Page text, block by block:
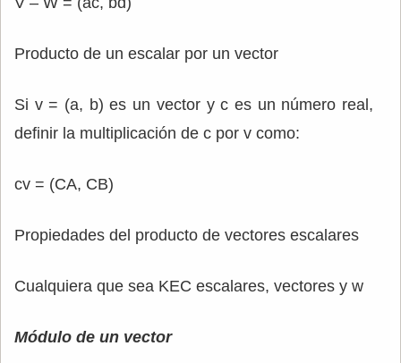
Producto de un escalar por un vector
Si v = (a, b) es un vector y c es un número real,
definir la multiplicación de c por v como:
cv = (CA, CB)
Propiedades del producto de vectores escalares
Cualquiera que sea KEC escalares, vectores y w
Módulo de un vector